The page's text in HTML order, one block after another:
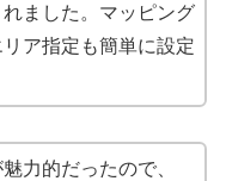
ました。マッピング
ア指定も簡単に設定
力的だったので、